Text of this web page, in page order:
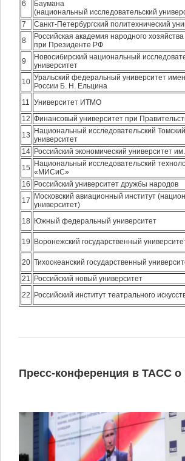
6
Баумана
(национальный исследовательский
7
Санкт-Петербургский политехнический
8
Российская академия народного
при Президенте РФ
9
Новосибирский национальный
университет
10 Уральский федеральный университет
России Б. Н. Ельцина
11 Университет ИТМО
12 Финансовый университет при
13
Национальный исследовательский
университет
14 Российский экономический университет
15
Национальный исследовательский
«МИСиС»
16
Российский университет дружбы народов
17
Московский авиационный институт
университет)
18 Южный федеральный университет
19 Воронежский государственный
20 Тихоокеанский государственный
21
Российский новый университет
22
Российский институт театрального
Пресс-конференция в ТАСС о